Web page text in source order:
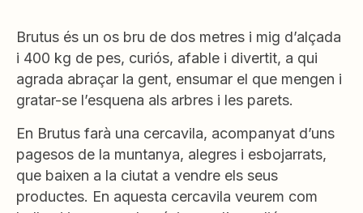
Brutus és un os bru de dos metres i mig d’alçada
i 400 kg de pes, curiós, afable i divertit, a qui
agrada abraçar la gent, ensumar el que mengen i
gratar-se l’esquena als arbres i les parets.
En Brutus farà una cercavila, acompanyat d’uns
pagesos de la muntanya, alegres i esbojarrats,
que baixen a la ciutat a vendre els seus
productes. En aquesta cercavila veurem com